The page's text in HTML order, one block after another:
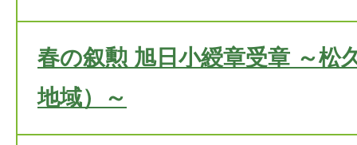
春の叙勲 旭日小綬章受章 ～松
地域）～